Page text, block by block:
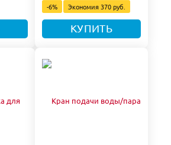
-6% Экономия 370 руб.
КУПИТЬ